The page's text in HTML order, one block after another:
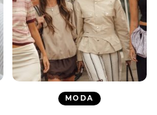
MODA